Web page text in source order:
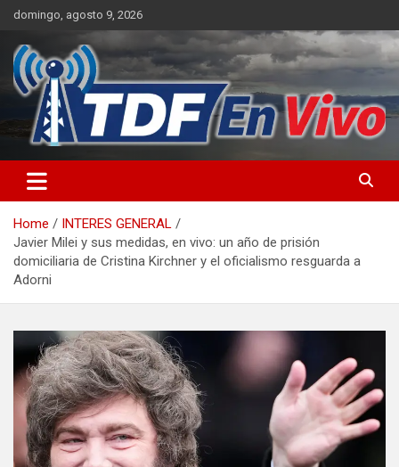
Skip
content
domingo, agosto 9, 2026
Home
INTERES GENERAL
Javier Milei y sus medidas, en vivo: un año de prisión
domiciliaria de Cristina Kirchner y el oficialismo resguarda a
Adorni